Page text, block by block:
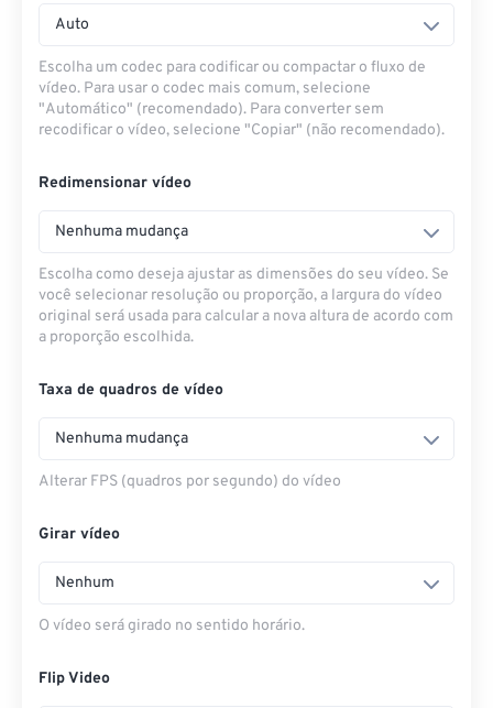
Auto
Escolha um codec para codificar ou compactar o fluxo de
vídeo. Para usar o codec mais comum, selecione
"Automático" (recomendado). Para converter sem
recodificar o vídeo, selecione "Copiar" (não recomendado).
Redimensionar vídeo
Nenhuma mudança
Escolha como deseja ajustar as dimensões do seu vídeo. Se
você selecionar resolução ou proporção, a largura do vídeo
original será usada para calcular a nova altura de acordo com
a proporção escolhida.
Taxa de quadros de vídeo
Nenhuma mudança
Alterar FPS (quadros por segundo) do vídeo
Girar vídeo
Nenhum
O vídeo será girado no sentido horário.
Flip Video